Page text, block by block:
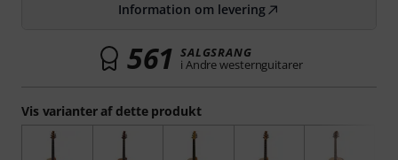
Vis varianter af dette produkt
Information om levering
561 SALGSRANG
i Andre westernguitarer